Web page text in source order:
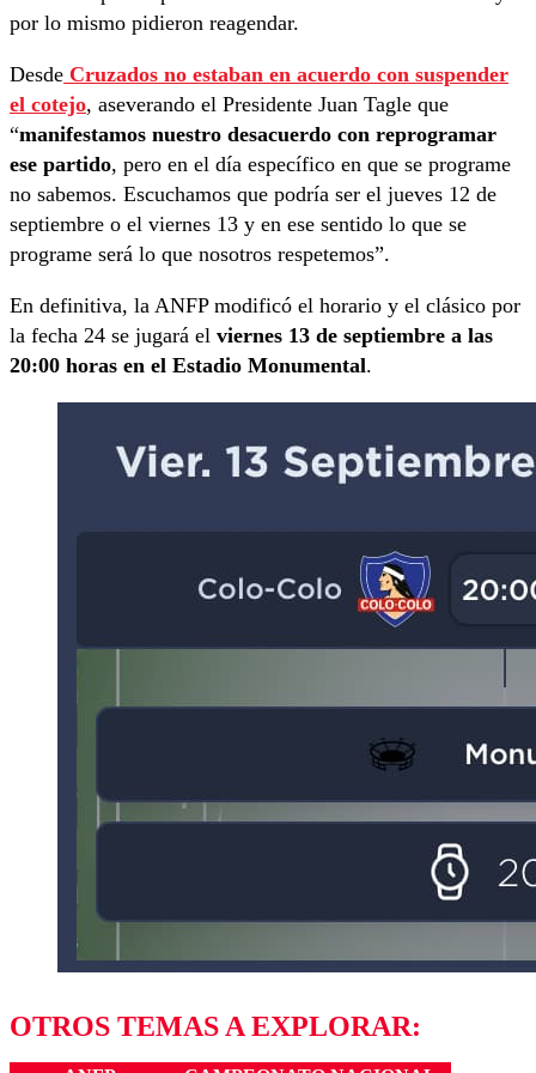
por lo mismo pidieron reagendar.
Desde Cruzados no estaban en acuerdo con suspender
el cotejo, aseverando el Presidente Juan Tagle que
“manifestamos nuestro desacuerdo con reprogramar
ese partido, pero en el día específico en que se programe
no sabemos. Escuchamos que podría ser el jueves 12 de
septiembre o el viernes 13 y en ese sentido lo que se
programe será lo que nosotros respetemos”.
En definitiva, la ANFP modificó el horario y el clásico por
la fecha 24 se jugará el viernes 13 de septiembre a las
20:00 horas en el Estadio Monumental.
OTROS TEMAS A EXPLORAR: